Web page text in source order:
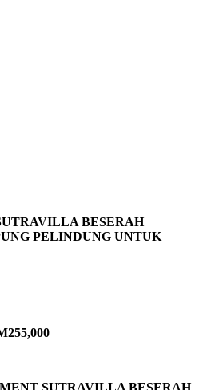
BESERAH
PELINDUNG UNTUK
SUTRAVILLA BESERAH